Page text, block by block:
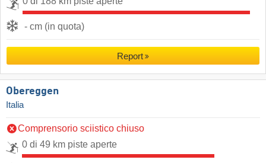
- cm (in quota)
Report
Obereggen
Italia
Comprensorio sciistico chiuso
0 di 49 km piste aperte